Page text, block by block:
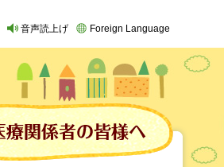
音声読上げ Foreign Language